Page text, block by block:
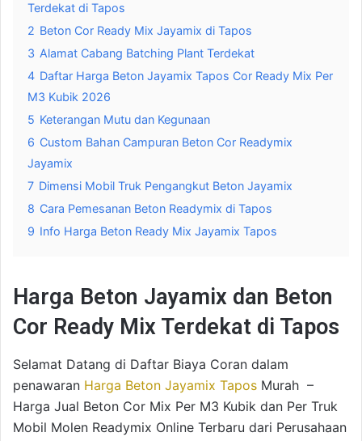
Terdekat di Tapos
2 Beton Cor Ready Mix Jayamix di Tapos
3 Alamat Cabang Batching Plant Terdekat
4 Daftar Harga Beton Jayamix Tapos Cor Ready Mix Per
M3 Kubik 2026
5 Keterangan Mutu dan Kegunaan
6 Custom Bahan Campuran Beton Cor Readymix
Jayamix
7 Dimensi Mobil Truk Pengangkut Beton Jayamix
8 Cara Pemesanan Beton Readymix di Tapos
9 Info Harga Beton Ready Mix Jayamix Tapos
Harga Beton Jayamix dan Beton
Cor Ready Mix Terdekat di Tapos
Selamat Datang di Daftar Biaya Coran dalam
penawaran Harga Beton Jayamix Tapos Murah –
Harga Jual Beton Cor Mix Per M3 Kubik dan Per Truk
Mobil Molen Readymix Online Terbaru dari Perusahaan